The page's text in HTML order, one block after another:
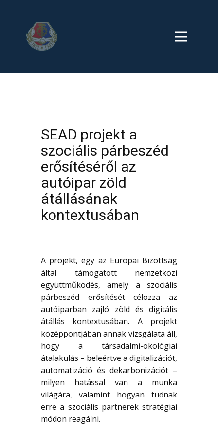
SEAD projekt a
szociális párbeszéd
erősítéséről az
autóipar zöld
átállásának
kontextusában
A projekt, egy az Európai Bizottság
által támogatott nemzetközi
együttműködés, amely a szociális
párbeszéd erősítését célozza az
autóiparban zajló zöld és digitális
átállás kontextusában. A projekt
középpontjában annak vizsgálata áll,
hogy a társadalmi-ökológiai
átalakulás – beleértve a digitalizációt,
automatizáció és dekarbonizációt –
milyen hatással van a munka
világára, valamint hogyan tudnak
erre a szociális partnerek stratégiai
módon reagálni.